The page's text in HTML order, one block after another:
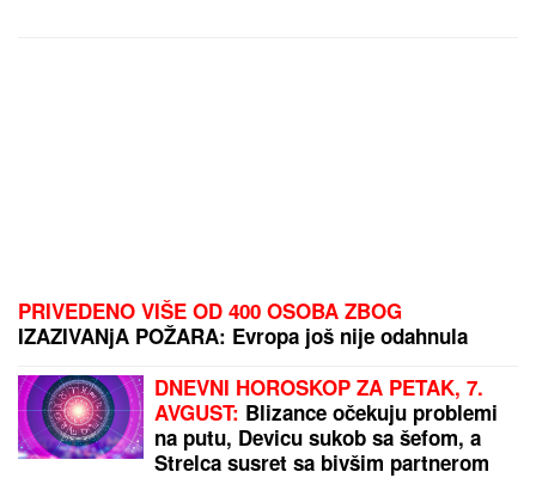
PRIVEDENO VIŠE OD 400 OSOBA ZBOG
IZAZIVANjA POŽARA: Evropa još nije odahnula
DNEVNI HOROSKOP ZA PETAK, 7.
AVGUST: Blizance očekuju problemi
na putu, Devicu sukob sa šefom, a
Strelca susret sa bivšim partnerom